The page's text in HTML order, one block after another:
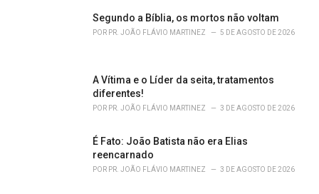
Segundo a Bíblia, os mortos não voltam
POR PR. JOÃO FLÁVIO MARTINEZ 5 DE AGOSTO DE 2026
A Vítima e o Líder da seita, tratamentos
diferentes!
POR PR. JOÃO FLÁVIO MARTINEZ 3 DE AGOSTO DE 2026
É Fato: João Batista não era Elias
reencarnado
POR PR. JOÃO FLÁVIO MARTINEZ 3 DE AGOSTO DE 2026